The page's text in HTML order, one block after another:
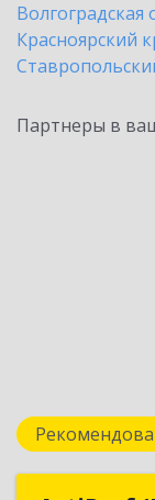
Волгоградская
Красноярский
Партнеры в